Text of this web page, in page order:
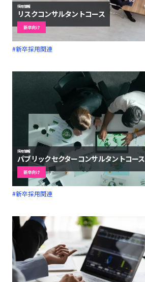
採用情報
リスクコンサルタントコース
新卒向け
#新卒採用関連
採用情報
パブリックセクターコンサルタントコース
新卒向け
#新卒採用関連